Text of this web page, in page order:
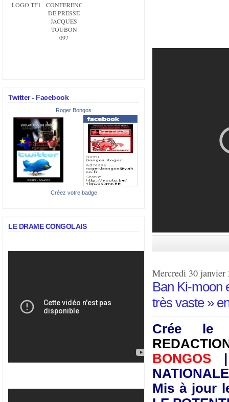
LOGO TF1
CONFERENCE
DE PRESSE
JACQUES
TOUBON
097
Twitter - Facebook
Roger Bongos
Créez votre badge
LE DRAME CONGOLAIS
Mercredi 30 janvier
Ban Ki-moon
très vaste »
Crée le
BONGOS
Mis à jour